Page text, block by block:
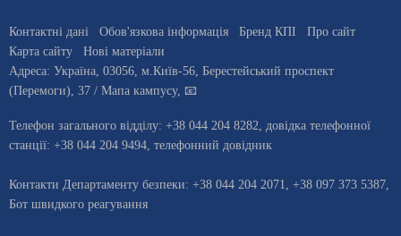
Контактні дані Обов'язкова інформація Бренд КПІ
Про сайт
Карта сайту
Нові матеріали
Адреса: Україна 03056 , м. Київ-56, Берестейський проспект
(Перемоги), 37 / Мапа кампусу, 📧
Телефон загального відділу: +38 044 204 8282 , довiдка телефонної
станцiї: +38 044 204 9494 телефонний довідник
Контакти Департаменту безпеки: +38 044 204 2071, +38 097 373 5387,
Бот швидкого реагування